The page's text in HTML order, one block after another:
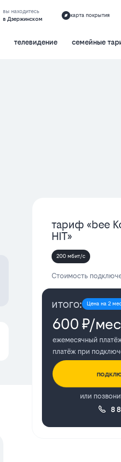
вы находитесь
в Дзержинском
карта покрытия
телевидение семейные
тариф «bee
HIT»
200 мбит/с
Стоимость
итого: Цена на 2
600 ₽/мес
ежемесячный
платёж при
или
8